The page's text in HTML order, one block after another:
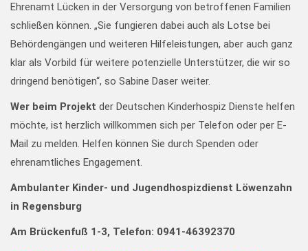
Ehrenamt Lücken in der Versorgung von betroffenen Familien
schließen können. „Sie fungieren dabei auch als Lotse bei
Behördengängen und weiteren Hilfeleistungen, aber auch ganz
klar als Vorbild für weitere potenzielle Unterstützer, die wir so
dringend benötigen“, so Sabine Daser weiter.
Wer beim Projekt der Deutschen Kinderhospiz Dienste helfen
möchte, ist herzlich willkommen sich per Telefon oder per E-
Mail zu melden. Helfen können Sie durch Spenden oder
ehrenamtliches Engagement.
Ambulanter Kinder- und Jugendhospizdienst Löwenzahn
in Regensburg
Am Brückenfuß 1-3, Telefon: 0941-46392370